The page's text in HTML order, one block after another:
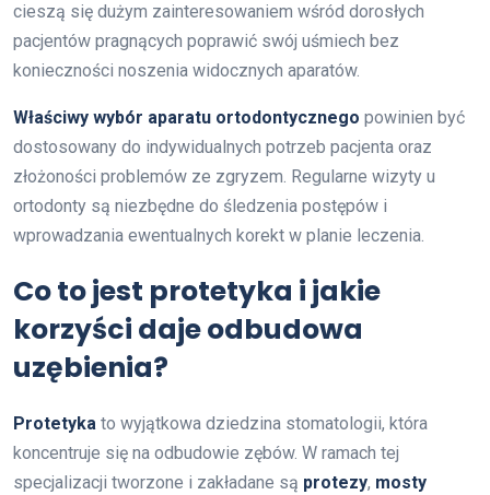
cieszą się dużym zainteresowaniem wśród dorosłych
pacjentów pragnących poprawić swój uśmiech bez
konieczności noszenia widocznych aparatów.
Właściwy wybór aparatu ortodontycznego powinien być
dostosowany do indywidualnych potrzeb pacjenta oraz
złożoności problemów ze zgryzem. Regularne wizyty u
ortodonty są niezbędne do śledzenia postępów i
wprowadzania ewentualnych korekt w planie leczenia.
Co to jest protetyka i jakie
korzyści daje odbudowa
uzębienia?
Protetyka to wyjątkowa dziedzina stomatologii, która
koncentruje się na odbudowie zębów. W ramach tej
specjalizacji tworzone i zakładane są protezy, mosty